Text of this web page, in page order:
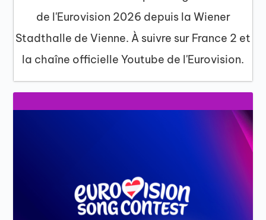
de l'Eurovision 2026 depuis la Wiener
Stadthalle de Vienne. À suivre sur France 2 et
la chaîne officielle Youtube de l'Eurovision.